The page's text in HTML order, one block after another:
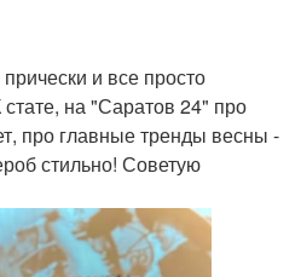
и все просто
стате, на "Саратов 24" про
про главные тренды весны -
стильно! Советую